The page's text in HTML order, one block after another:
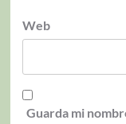
Web
Guarda mi